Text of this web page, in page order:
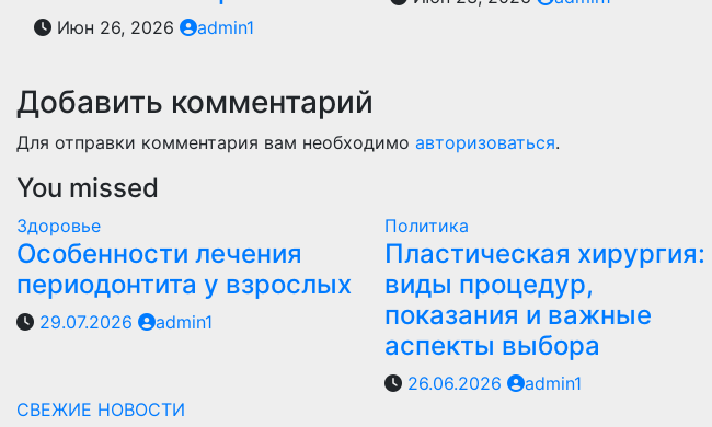
Июн 26, 2026 admin1
Добавить комментарий
Для отправки комментария вам необходимо авторизоваться.
You missed
Здоровье
Особенности лечения
периодонтита у взрослых
29.07.2026 admin1
Политика
Пластическая хирургия:
виды процедур,
показания и важные
аспекты выбора
26.06.2026 admin1
СВЕЖИЕ НОВОСТИ